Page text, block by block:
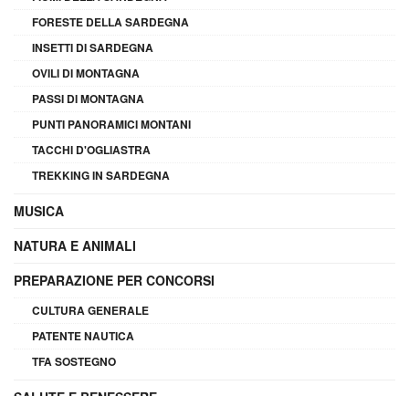
FORESTE DELLA SARDEGNA
INSETTI DI SARDEGNA
OVILI DI MONTAGNA
PASSI DI MONTAGNA
PUNTI PANORAMICI MONTANI
TACCHI D'OGLIASTRA
TREKKING IN SARDEGNA
MUSICA
NATURA E ANIMALI
PREPARAZIONE PER CONCORSI
CULTURA GENERALE
PATENTE NAUTICA
TFA SOSTEGNO